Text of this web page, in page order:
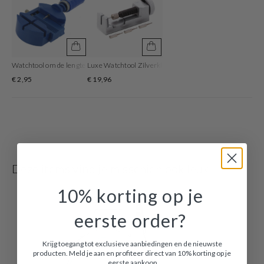
Watchtool om de lengte van de horlogeband aan te passen
€ 2,95
Luxe Watchtool Zilverkleurig om je bandlengte aan te
€ 19,96
Deze items vind je misschien ook leuk
10% korting op je
eerste order?
Krijg toegang tot exclusieve aanbiedingen en de nieuwste
producten. Meld je aan en profiteer direct van 10% korting op je